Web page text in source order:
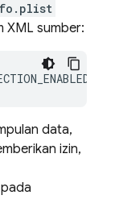
XML sumber:
data,
izin,
pada